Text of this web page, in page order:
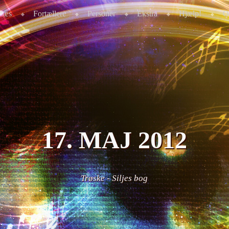
Fortællere Personer Ekstra Hjælp!
17. MAJ 2012
Trøske-Siljes bog